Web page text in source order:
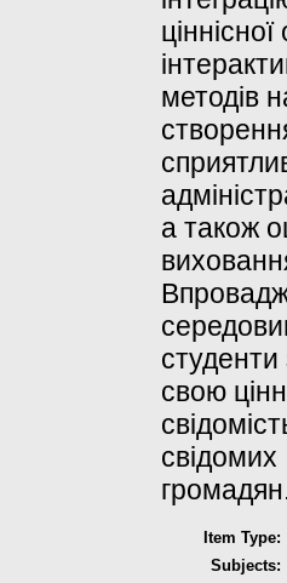
методів
а також
свою
свідомих
Item Type:
Subjects: